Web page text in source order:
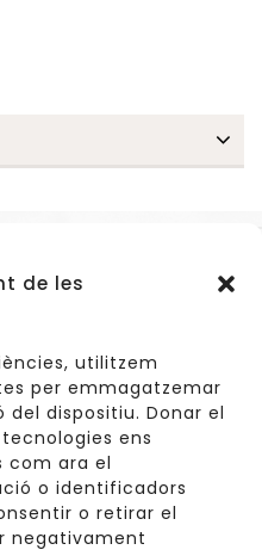
de les
utilitzem
per emmagatzemar
dispositiu. Donar el
ens
com ara el
o identificadors
o retirar el
negativament
Sant Cugat del Vallès
| 691967537